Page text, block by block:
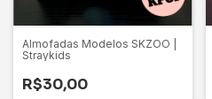
Almofadas Modelos SKZOO |
Straykids
R$30,00